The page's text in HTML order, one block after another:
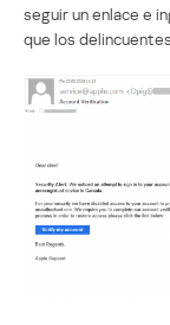
seguir un enlace e
que los